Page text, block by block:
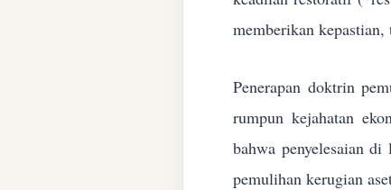
memberikan kepastian,
Penerapan doktrin
rumpun kejahatan
bahwa penyelesaian
pemulihan kerugian